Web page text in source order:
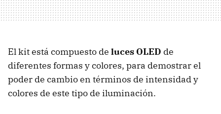
El kit está compuesto de luces OLED de
diferentes formas y colores, para demostrar el
poder de cambio en términos de intensidad y
colores de este tipo de iluminación.